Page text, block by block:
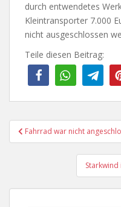
durch entwendetes
Kleintransporter 7.000
nicht ausgeschlossen
Teile diesen Beitrag:
Fahrrad war nicht
Starkwind